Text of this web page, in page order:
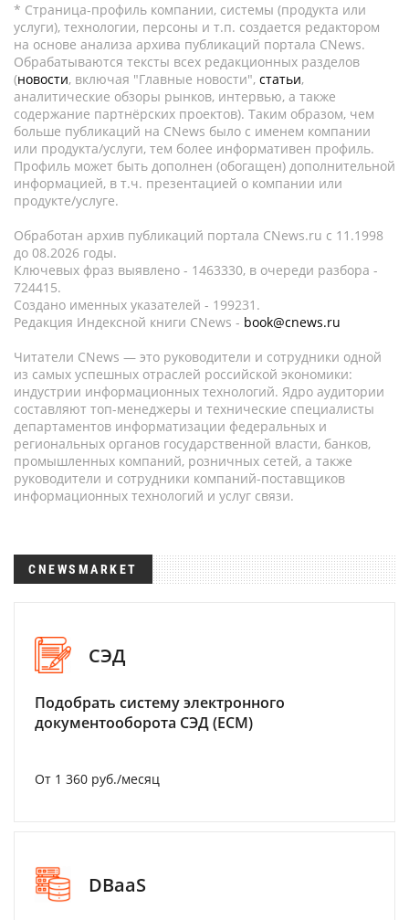
* Страница-профиль компании, системы (продукта или
услуги), технологии, персоны и т.п. создается редактором
на основе анализа архива публикаций портала CNews.
Обрабатываются тексты всех редакционных разделов
(новости, включая "Главные новости", статьи,
аналитические обзоры рынков, интервью, а также
содержание партнёрских проектов). Таким образом, чем
больше публикаций на CNews было с именем компании
или продукта/услуги, тем более информативен профиль.
Профиль может быть дополнен (обогащен) дополнительной
информацией, в т.ч. презентацией о компании или
продукте/услуге.
Обработан архив публикаций портала CNews.ru c 11.1998
до 08.2026 годы.
Ключевых фраз выявлено - 1463330, в очереди разбора -
724415.
Создано именных указателей - 199231.
Редакция Индексной книги CNews - book@cnews.ru
Читатели CNews — это руководители и сотрудники одной
из самых успешных отраслей российской экономики:
индустрии информационных технологий. Ядро аудитории
составляют топ-менеджеры и технические специалисты
департаментов информатизации федеральных и
региональных органов государственной власти, банков,
промышленных компаний, розничных сетей, а также
руководители и сотрудники компаний-поставщиков
информационных технологий и услуг связи.
CNEWSMARKET
СЭД
Подобрать систему электронного
документооборота СЭД (ECM)
От 1 360 руб./месяц
DBaaS